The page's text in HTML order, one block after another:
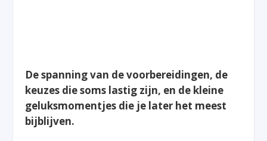
De spanning van de voorbereidingen, de
keuzes die soms lastig zijn, en de kleine
geluksmomentjes die je later het meest
bijblijven.